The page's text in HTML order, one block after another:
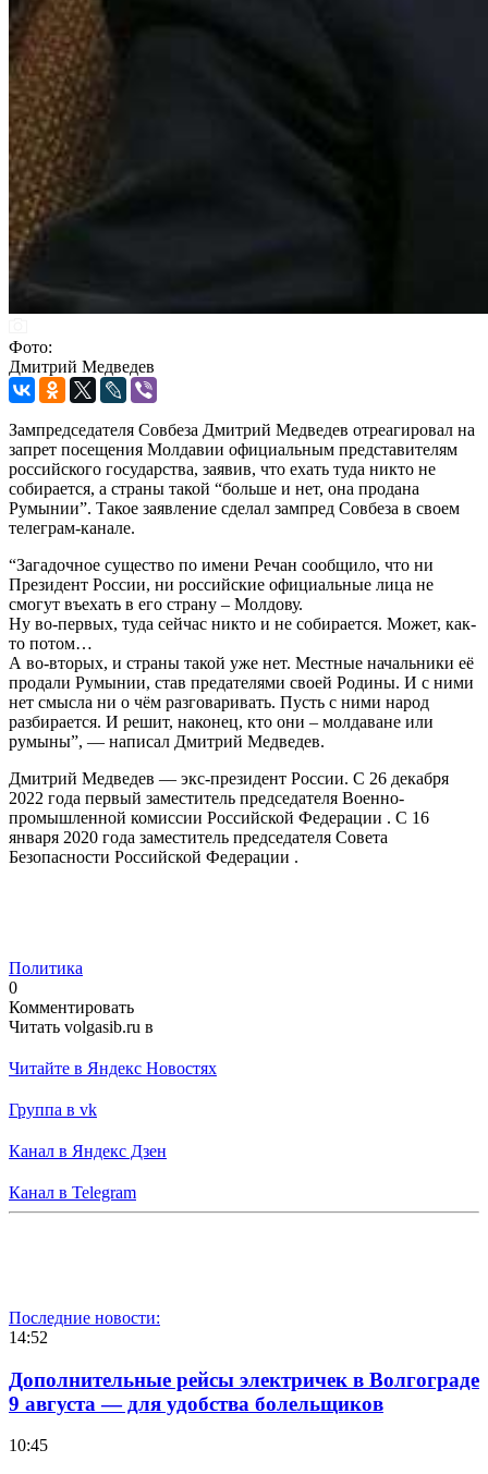
Фото:
Дмитрий Медведев
Зампредседателя Совбеза Дмитрий Медведев отреагировал на
запрет посещения Молдавии официальным представителям
российского государства, заявив, что ехать туда никто не
собирается, а страны такой “больше и нет, она продана
Румынии”. Такое заявление сделал зампред Совбеза в своем
телеграм-канале.
“Загадочное существо по имени Речан сообщило, что ни
Президент России, ни российские официальные лица не
смогут въехать в его страну – Молдову.
Ну во-первых, туда сейчас никто и не собирается. Может, как-
то потом…
А во-вторых, и страны такой уже нет. Местные начальники её
продали Румынии, став предателями своей Родины. И с ними
нет смысла ни о чём разговаривать. Пусть с ними народ
разбирается. И решит, наконец, кто они – молдаване или
румыны”, — написал Дмитрий Медведев.
Дмитрий Медведев — экс-президент России. С 26 декабря
2022 года первый заместитель председателя Военно-
промышленной комиссии Российской Федерации . С 16
января 2020 года заместитель председателя Совета
Безопасности Российской Федерации .
Политика
0
Комментировать
Читать volgasib.ru в
Читайте в Яндекс Новостях
Группа в vk
Канал в Яндекс Дзен
Канал в Telegram
Последние новости:
14:52
Дополнительные рейсы электричек в Волгограде
9 августа — для удобства болельщиков
10:45